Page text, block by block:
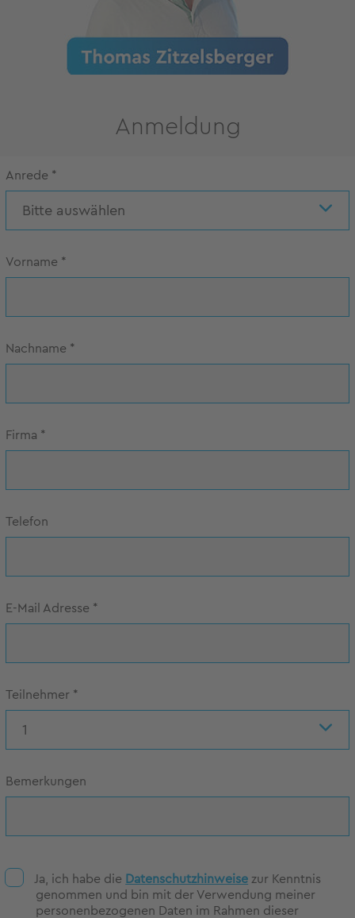
Anmeldung
Anrede *
Bitte auswählen
Vorname *
Nachname *
Firma *
Telefon
E-Mail Adresse *
Teilnehmer *
1
Bemerkungen
Ja, ich habe die Datenschutzhinweise zur Kenntnis
genommen und bin mit der Verwendung meiner
personenbezogenen Daten im Rahmen dieser